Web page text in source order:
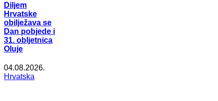
Diljem
Hrvatske
obilježava se
Dan pobjede i
31. obljetnica
Oluje
04.08.2026.
Hrvatska